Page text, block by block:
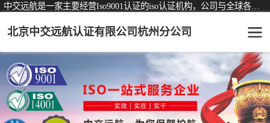
北京中交远航认证有限公司杭州分公司
认证服务 可从事认证业务一览表
ISO9001质量管理体系认证